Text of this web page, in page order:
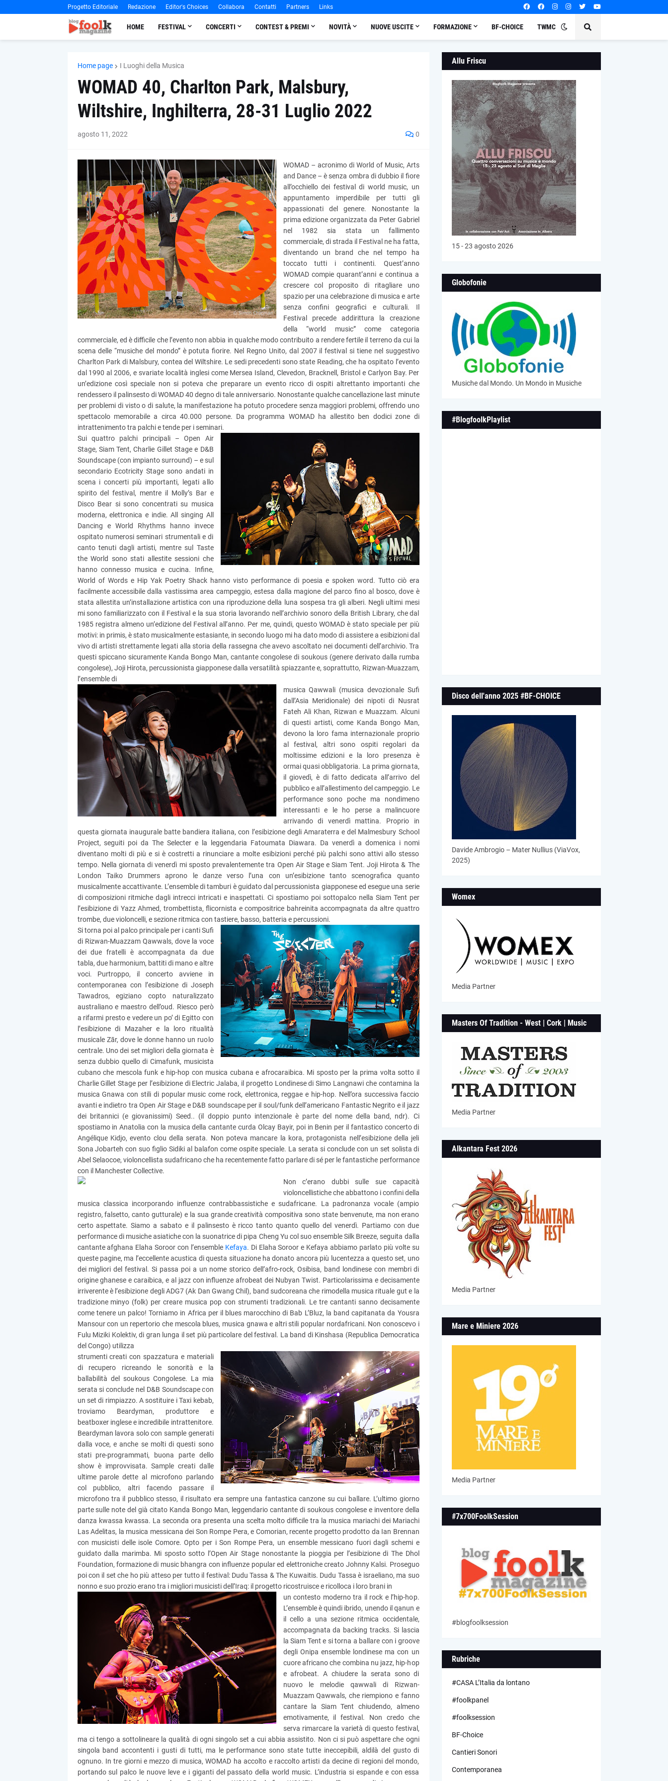
Progetto Editoriale Redazione Editor's Choices Collabora Contatti Partners Links
HOME FESTIVAL CONCERTI CONTEST & PREMI NOVITÀ NUOVE USCITE FORMAZIONE BF-CHOICE TWMC
Home page I Luoghi della Musica
WOMAD 40, Charlton Park, Malsbury,
Wiltshire, Inghilterra, 28-31 Luglio 2022
agosto 11, 2022 0
WOMAD – acronimo di World of Music, Arts
and Dance – è senza ombra di dubbio il fiore
all’occhiello dei festival di world music, un
appuntamento imperdibile per tutti gli
appassionati del genere. Nonostante la
prima edizione organizzata da Peter Gabriel
nel 1982 sia stata un fallimento
commerciale, di strada il Festival ne ha fatta,
diventando un brand che nel tempo ha
toccato tutti i continenti. Quest’anno
WOMAD compie quarant’anni e continua a
crescere col proposito di ritagliare uno
spazio per una celebrazione di musica e arte
senza confini geografici e culturali. Il
Festival precede addirittura la creazione
della “world music” come categoria
commerciale, ed è difficile che l’evento non abbia in qualche modo contribuito a rendere fertile il terreno da cui la
scena delle “musiche del mondo” è potuta fiorire. Nel Regno Unito, dal 2007 il festival si tiene nel suggestivo
Charlton Park di Malsbury, contea del Wiltshire. Le sedi precedenti sono state Reading, che ha ospitato l’evento
dal 1990 al 2006, e svariate località inglesi come Mersea Island, Clevedon, Bracknell, Bristol e Carlyon Bay. Per
un’edizione così speciale non si poteva che preparare un evento ricco di ospiti altrettanto importanti che
rendessero il palinsesto di WOMAD 40 degno di tale anniversario. Nonostante qualche cancellazione last minute
per problemi di visto o di salute, la manifestazione ha potuto procedere senza maggiori problemi, offrendo uno
spettacolo memorabile a circa 40.000 persone. Da programma WOMAD ha allestito ben dodici zone di
intrattenimento tra palchi e tende per i seminari.
Sui quattro palchi principali – Open Air
Stage, Siam Tent, Charlie Gillet Stage e D&B
Soundscape (con impianto surround) – e sul
secondario Ecotricity Stage sono andati in
scena i concerti più importanti, legati allo
spirito del festival, mentre il Molly’s Bar e
Disco Bear si sono concentrati su musica
moderna, elettronica e indie. All singing All
Dancing e World Rhythms hanno invece
ospitato numerosi seminari strumentali e di
canto tenuti dagli artisti, mentre sul Taste
the World sono stati allestite sessioni che
hanno connesso musica e cucina. Infine,
World of Words e Hip Yak Poetry Shack hanno visto performance di poesia e spoken word. Tutto ciò era
facilmente accessibile dalla vastissima area campeggio, estesa dalla magione del parco fino al bosco, dove è
stata allestita un’installazione artistica con una riproduzione della luna sospesa tra gli alberi. Negli ultimi mesi
mi sono familiarizzato con il Festival e la sua storia lavorando nell’archivio sonoro della British Library, che dal
1985 registra almeno un’edizione del Festival all’anno. Per me, quindi, questo WOMAD è stato speciale per più
motivi: in primis, è stato musicalmente estasiante, in secondo luogo mi ha dato modo di assistere a esibizioni dal
vivo di artisti strettamente legati alla storia della rassegna che avevo ascoltato nei documenti dell’archivio. Tra
questi spiccano sicuramente Kanda Bongo Man, cantante congolese di soukous (genere derivato dalla rumba
congolese), Joji Hirota, percussionista giapponese dalla versatilità spiazzante e, soprattutto, Rizwan-Muazzam,
l’ensemble di
musica Qawwali (musica devozionale Sufi
dall’Asia Meridionale) dei nipoti di Nusrat
Fateh Ali Khan, Rizwan e Muazzam. Alcuni
di questi artisti, come Kanda Bongo Man,
devono la loro fama internazionale proprio
al festival, altri sono ospiti regolari da
moltissime edizioni e la loro presenza è
ormai quasi obbligatoria. La prima giornata,
il giovedì, è di fatto dedicata all’arrivo del
pubblico e all’allestimento del campeggio. Le
performance sono poche ma nondimeno
interessanti e le ho perse a malincuore
arrivando di venerdì mattina. Proprio in
questa giornata inaugurale batte bandiera italiana, con l’esibizione degli Amaraterra e del Malmesbury School
Project, seguiti poi da The Selecter e la leggendaria Fatoumata Diawara. Da venerdì a domenica i nomi
diventano molti di più e si è costretti a rinunciare a molte esibizioni perché più palchi sono attivi allo stesso
tempo. Nella giornata di venerdì mi sposto prevalentemente tra Open Air Stage e Siam Tent. Joji Hirota & The
London Taiko Drummers aprono le danze verso l’una con un’esibizione tanto scenografica quanto
musicalmente accattivante. L’ensemble di tamburi è guidato dal percussionista giapponese ed esegue una serie
di composizioni ritmiche dagli intrecci intricati e inaspettati. Ci spostiamo poi sottopalco nella Siam Tent per
l’esibizione di Yazz Ahmed, trombettista, flicornista e compositrice bahreinita accompagnata da altre quattro
trombe, due violoncelli, e sezione ritmica con tastiere, basso, batteria e percussioni.
Si torna poi al palco principale per i canti Sufi
di Rizwan-Muazzam Qawwals, dove la voce
dei due fratelli è accompagnata da due
tabla, due harmonium, battiti di mano e altre
voci. Purtroppo, il concerto avviene in
contemporanea con l’esibizione di Joseph
Tawadros, egiziano copto naturalizzato
australiano e maestro dell’oud. Riesco però
a rifarmi presto e vedere un po’ di Egitto con
l’esibizione di Mazaher e la loro ritualità
musicale Zār, dove le donne hanno un ruolo
centrale. Uno dei set migliori della giornata è
senza dubbio quello di Cimafunk, musicista
cubano che mescola funk e hip-hop con musica cubana e afrocaraibica. Mi sposto per la prima volta sotto il
Charlie Gillet Stage per l’esibizione di Electric Jalaba, il progetto Londinese di Simo Langnawi che contamina la
musica Gnawa con stili di popular music come rock, elettronica, reggae e hip-hop. Nell’ora successiva faccio
avanti e indietro tra Open Air Stage e D&B soundscape per il soul/funk dell’americano Fantastic Negrito e il jazz
dei britannici (e giovanissimi) Seed.. (il doppio punto intenzionale è parte del nome della band, ndr). Ci
spostiamo in Anatolia con la musica della cantante curda Olcay Bayir, poi in Benin per il fantastico concerto di
Angélique Kidjo, evento clou della serata. Non poteva mancare la kora, protagonista nell’esibizione della jeli
Sona Jobarteh con suo figlio Sidiki al balafon come ospite speciale. La serata si conclude con un set solista di
Abel Selaocoe, violoncellista sudafricano che ha recentemente fatto parlare di sé per le fantastiche performance
con il Manchester Collective.
Non c’erano dubbi sulle sue capacità
violoncellistiche che abbattono i confini della
musica classica incorporando influenze contrabbassistiche e sudafricane. La padronanza vocale (ampio
registro, falsetto, canto gutturale) e la sua grande creatività compositiva sono state benvenute, ma non erano
certo aspettate. Siamo a sabato e il palinsesto è ricco tanto quanto quello del venerdì. Partiamo con due
performance di musiche asiatiche con la suonatrice di pipa Cheng Yu col suo ensemble Silk Breeze, seguita dalla
cantante afghana Elaha Soroor con l’ensemble Kefaya. Di Elaha Soroor e Kefaya abbiamo parlato più volte su
queste pagine, ma l’eccellente acustica di questa situazione ha donato ancora più lucentezza a questo set, uno
dei migliori del festival. Si passa poi a un nome storico dell’afro-rock, Osibisa, band londinese con membri di
origine ghanese e caraibica, e al jazz con influenze afrobeat dei Nubyan Twist. Particolarissima e decisamente
irriverente è l’esibizione degli ADG7 (Ak Dan Gwang Chil), band sudcoreana che rimodella musica rituale gut e la
tradizione minyo (folk) per creare musica pop con strumenti tradizionali. Le tre cantanti sanno decisamente
come tenere un palco! Torniamo in Africa per il blues marocchino di Bab L’Bluz, la band capitanata da Yousra
Mansour con un repertorio che mescola blues, musica gnawa e altri stili popular nordafricani. Non conoscevo i
Fulu Miziki Kolektiv, di gran lunga il set più particolare del festival. La band di Kinshasa (Republica Democratica
del Congo) utilizza
strumenti creati con spazzatura e materiali
di recupero ricreando le sonorità e la
ballabilità del soukous Congolese. La mia
serata si conclude nel D&B Soundscape con
un set di rimpiazzo. A sostituire i Taxi kebab,
troviamo Beardyman, produttore e
beatboxer inglese e incredibile intrattenitore.
Beardyman lavora solo con sample generati
dalla voce, e anche se molti di questi sono
stati pre-programmati, buona parte dello
show è improvvisata. Sample creati dalle
ultime parole dette al microfono parlando
col pubblico, altri facendo passare il
microfono tra il pubblico stesso, il risultato era sempre una fantastica canzone su cui ballare. L’ultimo giorno
parte sulle note del già citato Kanda Bongo Man, leggendario cantante di soukous congolese e inventore della
danza kwassa kwassa. La seconda ora presenta una scelta molto difficile tra la musica mariachi dei Mariachi
Las Adelitas, la musica messicana dei Son Rompe Pera, e Comorian, recente progetto prodotto da Ian Brennan
con musicisti delle isole Comore. Opto per i Son Rompe Pera, un ensemble messicano fuori dagli schemi e
guidato dalla marimba. Mi sposto sotto l’Open Air Stage nonostante la pioggia per l’esibizione di The Dhol
Foundation, formazione di music bhangra con influenze popular ed elettroniche creato Johnny Kalsi. Proseguo
poi con il set che ho più atteso per tutto il festival: Dudu Tassa & The Kuwaitis. Dudu Tassa è israeliano, ma suo
nonno e suo prozio erano tra i migliori musicisti dell’Iraq: il progetto ricostruisce e ricolloca i loro brani in
un contesto moderno tra il rock e l’hip-hop.
L’ensemble è quindi ibrido, unendo il qanun e
il cello a una sezione ritmica occidentale,
accompagnata da backing tracks. Si lascia
la Siam Tent e si torna a ballare con i groove
degli Onipa ensemble londinese ma con un
cuore africano che combina nu jazz, hip-hop
e afrobeat. A chiudere la serata sono di
nuovo le melodie qawwali di Rizwan-
Muazzam Qawwals, che riempiono e fanno
cantare la Siam Tent chiudendo, almeno
emotivamente, il festival. Non credo che
serva rimarcare la varietà di questo festival,
ma ci tengo a sottolineare la qualità di ogni singolo set a cui abbia assistito. Non ci si può aspettare che ogni
singola band accontenti i gusti di tutti, ma le performance sono state tutte ineccepibili, aldilà del gusto di
ognuno. In tre giorni e mezzo di musica, WOMAD ha accolto e raccolto artisti da decine di regioni del mondo,
portando sul palco le nuove leve e i giganti del passato della world music. L’industria si espande e con essa
Allu Friscu
15 - 23 agosto 2026
Globofonie
Musiche dal Mondo. Un Mondo in Musiche
#BlogfoolkPlaylist
Disco dell'anno 2025 #BF-CHOICE
Davide Ambrogio – Mater Nullius (ViaVox,
2025)
Womex
Media Partner
Masters Of Tradition - West | Cork | Music
Media Partner
Alkantara Fest 2026
Media Partner
Mare e Miniere 2026
Media Partner
#7x700FoolkSession
#blogfoolksession
Rubriche
#CASA L’Italia da lontano
#foolkpanel
#foolksession
BF-Choice
Cantieri Sonori
Contemporanea